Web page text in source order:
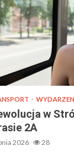
w
2A
2026 28